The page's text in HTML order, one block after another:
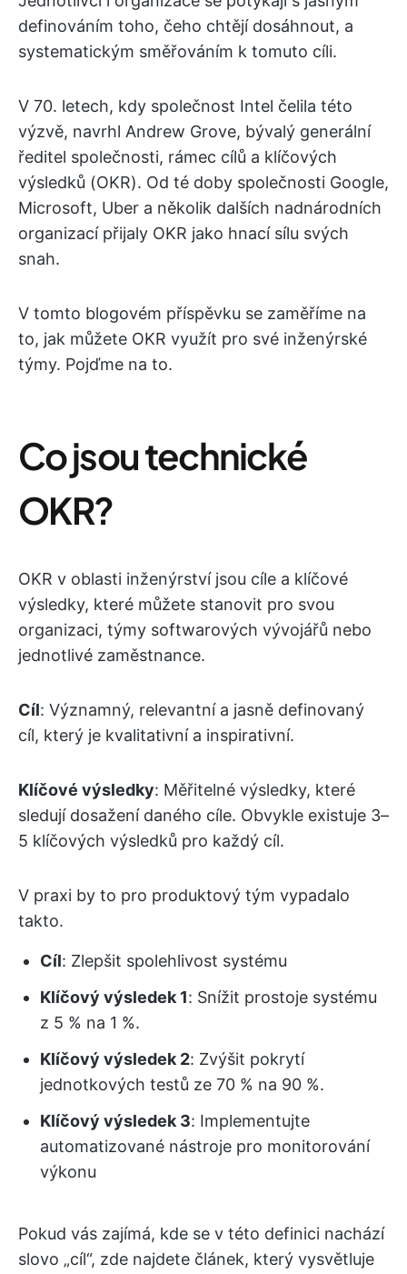
definováním toho, čeho chtějí dosáhnout, a
systematickým směřováním k tomuto cíli.
V 70. letech, kdy společnost Intel čelila této
výzvě, navrhl Andrew Grove, bývalý generální
ředitel společnosti, rámec cílů a klíčových
výsledků (OKR). Od té doby společnosti Google,
Microsoft, Uber a několik dalších nadnárodních
organizací přijaly OKR jako hnací sílu svých
snah.
V tomto blogovém příspěvku se zaměříme na
to, jak můžete OKR využít pro své inženýrské
týmy. Pojďme na to.
Co jsou technické
OKR?
OKR v oblasti inženýrství jsou cíle a klíčové
výsledky, které můžete stanovit pro svou
organizaci, týmy softwarových vývojářů nebo
jednotlivé zaměstnance.
Cíl: Významný, relevantní a jasně definovaný
cíl, který je kvalitativní a inspirativní.
Klíčové výsledky: Měřitelné výsledky, které
sledují dosažení daného cíle. Obvykle existuje 3–
5 klíčových výsledků pro každý cíl.
V praxi by to pro produktový tým vypadalo
takto.
Cíl: Zlepšit spolehlivost systému
Klíčový výsledek 1: Snížit prostoje systému
z 5 % na 1 %.
Klíčový výsledek 2: Zvýšit pokrytí
jednotkových testů ze 70 % na 90 %.
Klíčový výsledek 3: Implementujte
automatizované nástroje pro monitorování
výkonu
Pokud vás zajímá, kde se v této definici nachází
slovo „cíl“, zde najdete článek, který vysvětluje